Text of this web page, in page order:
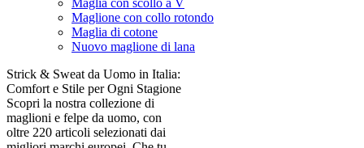
Maglia con scollo a V
Maglione con collo rotondo
Maglia di cotone
Nuovo maglione di lana
Strick & Sweat da Uomo in Italia:
Comfort e Stile per Ogni Stagione
Scopri la nostra collezione di
maglioni e felpe da uomo, con
oltre 220 articoli selezionati dai